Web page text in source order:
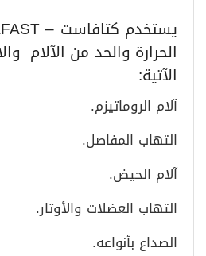
الحرارة والحد من الآلام
الآتية:
آلام الروماتيزم.
التهاب المفاصل.
آلام الحيض.
التهاب العضلات والأوتار.
الصداع بأنواعه.